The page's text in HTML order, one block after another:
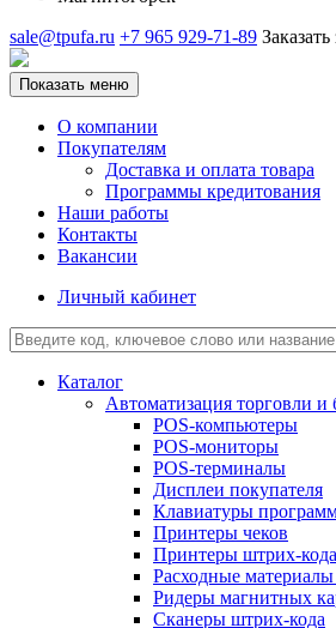
sale@tpufa.ru +7 965 929-71-89
Показать меню
О компании
Покупателям
Доставка и оплата товара
Программы кредитования
Наши работы
Контакты
Вакансии
Личный кабинет
Каталог
Автоматизация торговли и
POS-компьютеры
POS-мониторы
POS-терминалы
Дисплеи покупателя
Клавиатуры
Принтеры чеков
Принтеры штрих-кода
Расходные
Ридеры магнитных
Сканеры штрих-кода